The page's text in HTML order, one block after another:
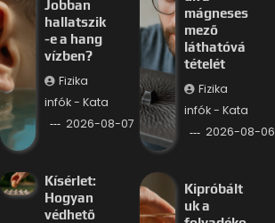
Jobban
hallatszik
-e a hang
vízben?
Fizika
infók - Kata
2026-08-07
mágneses
mező
láthatóvá
tételét
Fizika
infók - Kata
2026-08-06
Kísérlet:
Hogyan
védhető
Kipróbált
uk a